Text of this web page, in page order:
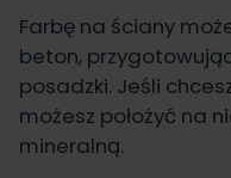
Farbę na ściany
beton,
posadzki. Jeśli
możesz położyć na
mineralną.